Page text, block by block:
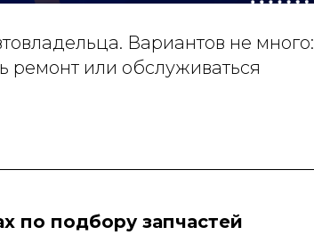
Вариантов не много:
ремонт или обслуживаться
по подбору запчастей